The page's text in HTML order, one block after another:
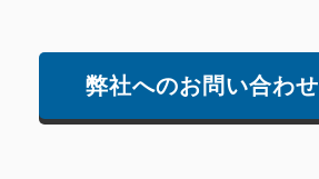
弊社へのお問い合わ